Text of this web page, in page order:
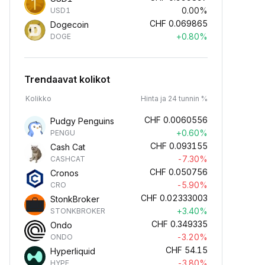
USD1
0.00%
Dogecoin
DOGE
CHF 0.069865
+0.80%
Trendaavat kolikot
Kolikko Hinta ja 24 tunnin %
Pudgy Penguins
PENGU
CHF 0.0060556
+0.60%
Cash Cat
CASHCAT
CHF 0.093155
-7.30%
Cronos
CRO
CHF 0.050756
-5.90%
StonkBroker
STONKBROKER
CHF 0.02333003
+3.40%
Ondo
ONDO
CHF 0.349335
-3.20%
Hyperliquid
HYPE
CHF 54.15
-3.80%